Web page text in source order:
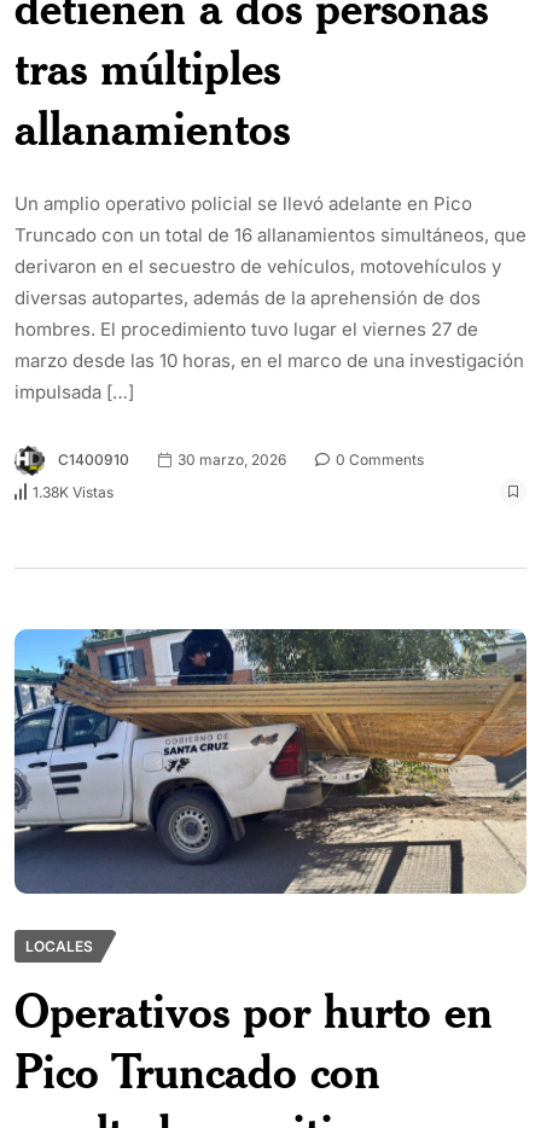
tras múltiples
allanamientos
Un amplio operativo policial se llevó adelante en Pico
Truncado con un total de 16 allanamientos simultáneos, que
derivaron en el secuestro de vehículos, motovehículos y
diversas autopartes, además de la aprehensión de dos
hombres. El procedimiento tuvo lugar el viernes 27 de
marzo desde las 10 horas, en el marco de una investigación
impulsada […]
C1400910 30 marzo, 2026
0 Comments
1.38K Vistas
LOCALES
Operativos por hurto en
Pico Truncado con